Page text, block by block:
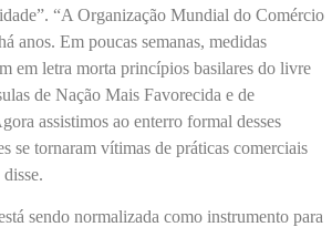
“A Organização Mundial do Comércio
anos. Em poucas semanas, medidas
em letra morta princípios basilares do livre
de Nação Mais Favorecida e de
assistimos ao enterro formal desses
se tornaram vítimas de práticas comerciais
sendo normalizada como instrumento para